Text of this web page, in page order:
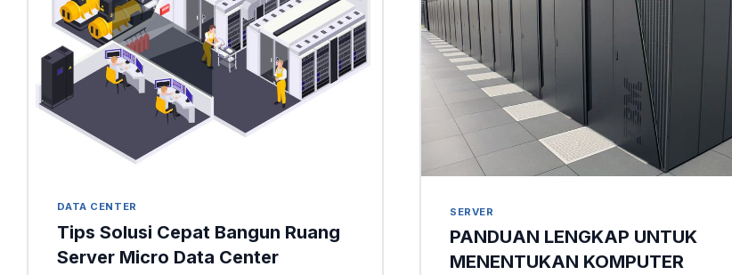
DATA CENTER
Tips Solusi Cepat Bangun Ruang
Server Micro Data Center
SERVER
PANDUAN LENGKAP UNTUK
MENENTUKAN KOMPUTER